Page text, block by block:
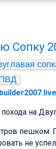
Сопку
на
не